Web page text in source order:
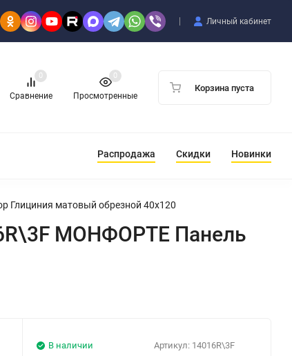
Личный кабинет
Сравнение
0
Просмотренные
0
Корзина пуста
Распродажа Скидки Новинки
Глициния матовый обрезной 40x120
МОНФОРТЕ Панель
Артикул: 14016R\3F
В наличии